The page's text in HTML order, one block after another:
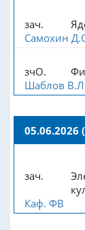
зач.
Самохин
зчО.
Шаблов
зач.
Каф. ФВ